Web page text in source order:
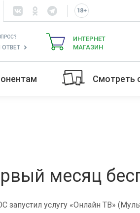
ОТВЕТ
ИНТЕРНЕТ
МАГАЗИН
Смотреть
месяц
услугу «Онлайн ТВ»